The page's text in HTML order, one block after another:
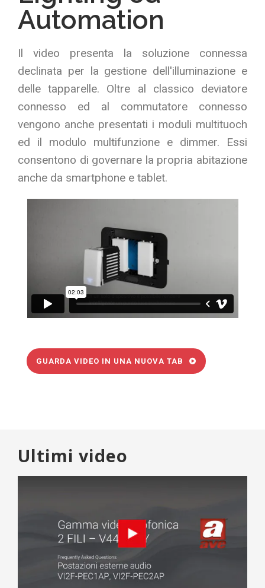
Automation
Il video presenta la soluzione connessa
declinata per la gestione dell'illuminazione e
delle tapparelle. Oltre al classico deviatore
connesso ed al commutatore connesso
vengono anche presentati i moduli multituoch
ed il modulo multifunzione e dimmer. Essi
consentono di governare la propria abitazione
anche da smartphone e tablet.
GUARDA VIDEO IN UNA NUOVA TAB
Ultimi video